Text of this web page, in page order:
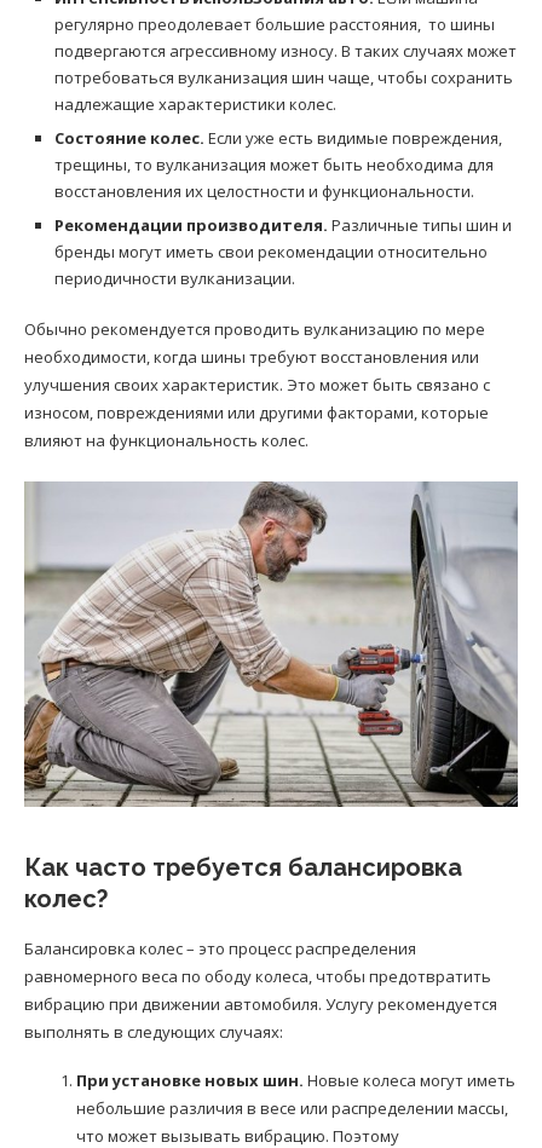
регулярно преодолевает большие расстояния, то шины
подвергаются агрессивному износу. В таких случаях может
потребоваться вулканизация шин чаще, чтобы сохранить
надлежащие характеристики колес.
Состояние колес. Если уже есть видимые повреждения,
трещины, то вулканизация может быть необходима для
восстановления их целостности и функциональности.
Рекомендации производителя. Различные типы шин и
бренды могут иметь свои рекомендации относительно
периодичности вулканизации.
Обычно рекомендуется проводить вулканизацию по мере
необходимости, когда шины требуют восстановления или
улучшения своих характеристик. Это может быть связано с
износом, повреждениями или другими факторами, которые
влияют на функциональность колес.
Как часто требуется балансировка
колес?
Балансировка колес – это процесс распределения
равномерного веса по ободу колеса, чтобы предотвратить
вибрацию при движении автомобиля. Услугу рекомендуется
выполнять в следующих случаях:
При установке новых шин. Новые колеса могут иметь
небольшие различия в весе или распределении массы,
что может вызывать вибрацию. Поэтому